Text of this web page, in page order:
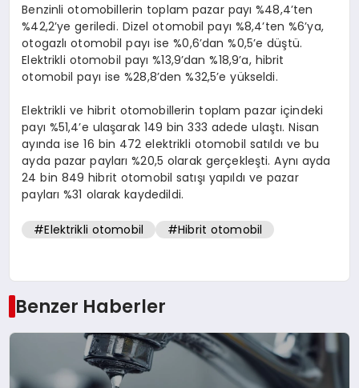
Benzinli otomobillerin toplam pazar payı %48,4’ten
%42,2’ye geriledi. Dizel otomobil payı %8,4’ten %6’ya,
otogazlı otomobil payı ise %0,6’dan %0,5’e düştü.
Elektrikli otomobil payı %13,9’dan %18,9’a, hibrit
otomobil payı ise %28,8’den %32,5’e yükseldi.
Elektrikli ve hibrit otomobillerin toplam pazar içindeki
payı %51,4’e ulaşarak 149 bin 333 adede ulaştı. Nisan
ayında ise 16 bin 472 elektrikli otomobil satıldı ve bu
ayda pazar payları %20,5 olarak gerçekleşti. Aynı ayda
24 bin 849 hibrit otomobil satışı yapıldı ve pazar
payları %31 olarak kaydedildi.
#Elektrikli otomobil #Hibrit otomobil
Benzer Haberler